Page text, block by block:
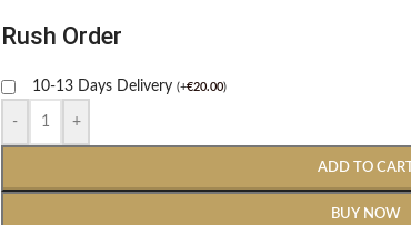
Rush Order
10-13 Days Delivery (+€20.00)
- +
ADD TO CART
BUY NOW